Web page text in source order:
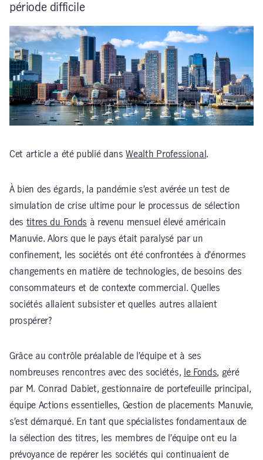
période difficile
Cet article a été publié dansWealth Professional .
À bien des égards, la pandémie s’est avérée un test de
simulation de crise ultime pour le processus de sélection
des titres du Fonds à revenu mensuel élevé américain
Manuvie. Alors que le pays était paralysé par un
confinement, les sociétés ont été confrontées à d’énormes
changements en matière de technologies, de besoins des
consommateurs et de contexte commercial. Quelles
sociétés allaient subsister et quelles autres allaient
prospérer?
Grâce au contrôle préalable de l’équipe et à ses
nombreuses rencontres avec des sociétés, le Fonds, géré
par M. Conrad Dabiet, gestionnaire de portefeuille principal,
équipe Actions essentielles, Gestion de placements Manuvie,
s’est démarqué. En tant que spécialistes fondamentaux de
la sélection des titres, les membres de l’équipe ont eu la
prévoyance de repérer les sociétés qui continuaient de